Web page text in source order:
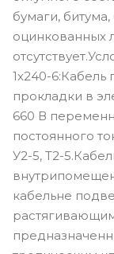
бумаги,
оцинкованных
1х240-
прокладки в
660 В
постоянного
У2-5, Т2-
кабельне